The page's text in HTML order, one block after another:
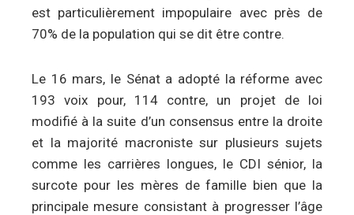
est particulièrement impopulaire avec près de
70% de la population qui se dit être contre.
Le 16 mars, le Sénat a adopté la réforme avec
193 voix pour, 114 contre, un projet de loi
modifié à la suite d’un consensus entre la droite
et la majorité macroniste sur plusieurs sujets
comme les carrières longues, le CDI sénior, la
surcote pour les mères de famille bien que la
principale mesure consistant à progresser l’âge